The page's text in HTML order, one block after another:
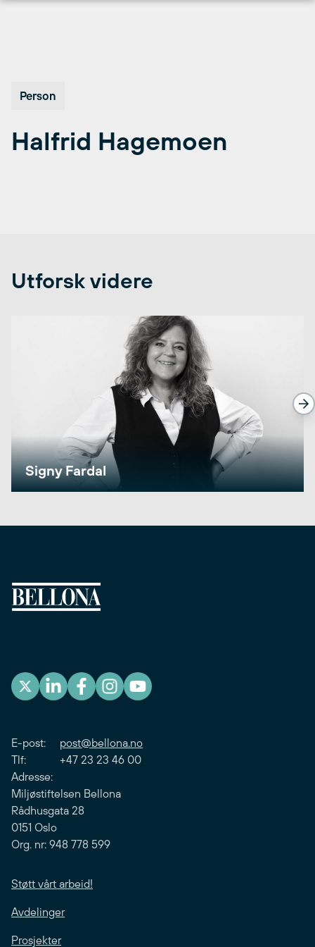
Person
Halfrid Hagemoen
Utforsk videre
Signy Fardal
E-post: post@bellona.no
Tlf: +47 23 23 46 00
Adresse:
Miljøstiftelsen Bellona
Rådhusgata 28
0151 Oslo
Org. nr: 948 778 599
Støtt vårt arbeid!
Avdelinger
Prosjekter